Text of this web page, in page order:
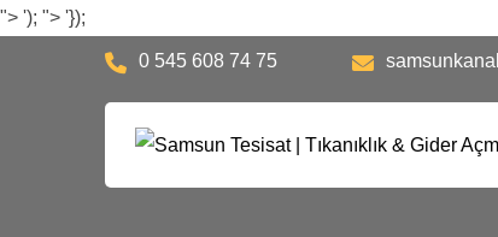
"> '); "> '});
0 545 608 74 75